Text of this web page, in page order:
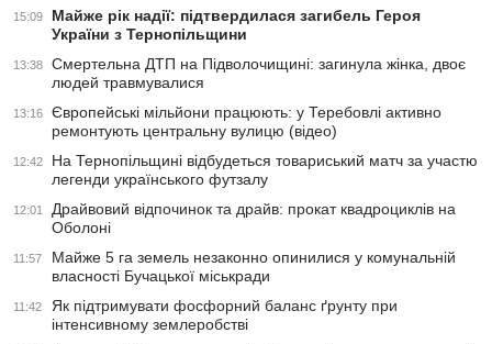
15:09
Майже рік надії: підтвердилася загибель Героя
України з Тернопільщини
13:38
Смертельна ДТП на Підволочищині: загинула жінка, двоє
людей травмувалися
13:16
Європейські мільйони працюють: у Теребовлі активно
ремонтують центральну вулицю (відео)
12:42
На Тернопільщині відбудеться товариський матч за участю
легенди українського футзалу
12:01
Драйвовий відпочинок та драйв: прокат квадроциклів на
Оболоні
11:57
Майже 5 га земель незаконно опинилися у комунальній
власності Бучацької міськради
11:42
Як підтримувати фосфорний баланс ґрунту при
інтенсивному землеробстві